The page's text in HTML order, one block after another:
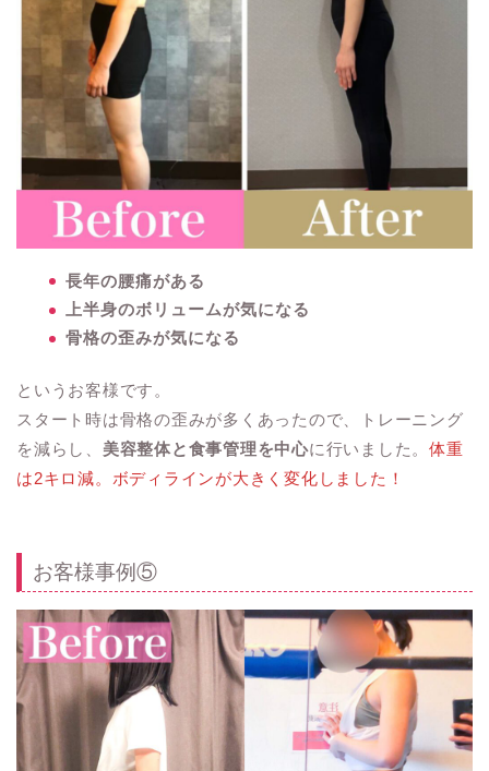
長年の腰痛がある
上半身のボリュームが気になる
骨格の歪みが気になる
というお客様です。
スタート時は骨格の歪みが多くあったので、トレーニング
を減らし、 美容整体と食事管理を中心に行いました。体重
は2キロ減。ボディラインが大きく変化しました！
お客様事例⑤